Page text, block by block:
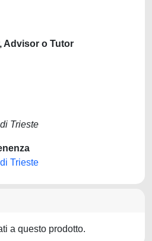
Advisor o Tutor
Trieste
Trieste
a questo prodotto.